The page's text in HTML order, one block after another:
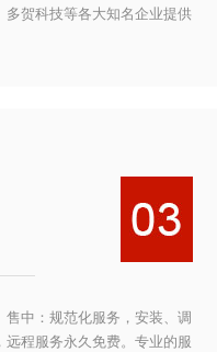
多贺科技等各大知名企业提供
中：规范化服务，安装、调
程服务永久免费。专业的服